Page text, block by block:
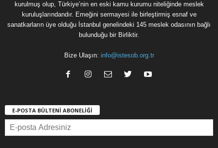
kurulmuş olup, Türkiye’nin en eski kamu kurumu niteliğinde meslek
kuruluşlarındandır. Emeğini sermayesi ile birleştirmiş esnaf ve
sanatkarların üye olduğu İstanbul genelindeki 145 meslek odasının bağlı
bulunduğu bir Birliktir.
Bize Ulaşın: info@istesob.org.tr
E-POSTA BÜLTENİ ABONELİĞİ